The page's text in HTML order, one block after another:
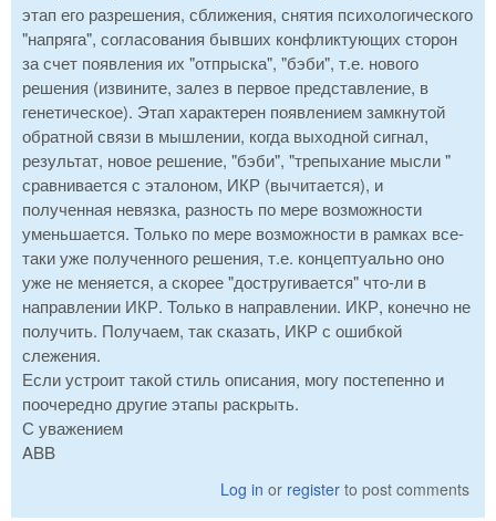
этап его разрешения, сближения, снятия психологического
"напряга", согласования бывших конфликтующих сторон
за счет появления их "отпрыска", "бэби", т.е. нового
решения (извините, залез в первое представление, в
генетическое). Этап характерен появлением замкнутой
обратной связи в мышлении, когда выходной сигнал,
результат, новое решение, "бэби", "трепыхание мысли "
сравнивается с эталоном, ИКР (вычитается), и
полученная невязка, разность по мере возможности
уменьшается. Только по мере возможности в рамках все-
таки уже полученного решения, т.е. концептуально оно
уже не меняется, а скорее "достругивается" что-ли в
направлении ИКР. Только в направлении. ИКР, конечно не
получить. Получаем, так сказать, ИКР с ошибкой
слежения.
Если устроит такой стиль описания, могу постепенно и
поочередно другие этапы раскрыть.
С уважением
ABB
Log in or register to post comments